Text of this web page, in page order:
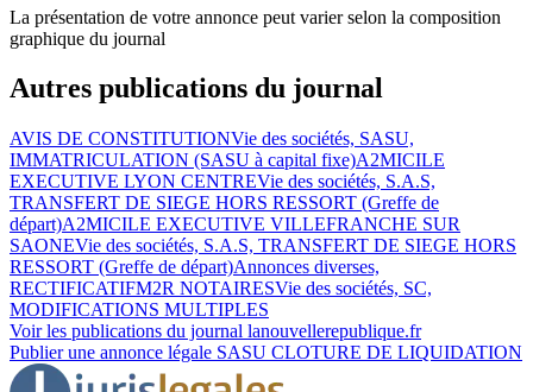
La présentation de votre annonce peut varier selon la composition
graphique du journal
Autres publications du journal
AVIS DE CONSTITUTIONVie des sociétés, SASU,
IMMATRICULATION (SASU à capital fixe)A2MICILE
EXECUTIVE LYON CENTREVie des sociétés, S.A.S,
TRANSFERT DE SIEGE HORS RESSORT (Greffe de
départ)A2MICILE EXECUTIVE VILLEFRANCHE SUR
SAONEVie des sociétés, S.A.S, TRANSFERT DE SIEGE HORS
RESSORT (Greffe de départ)Annonces diverses,
RECTIFICATIFM2R NOTAIRESVie des sociétés, SC,
MODIFICATIONS MULTIPLES
Voir les publications du journal lanouvellerepublique.fr
Publier une annonce légale SASU CLOTURE DE LIQUIDATION